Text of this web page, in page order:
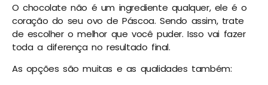
O chocolate não é um ingrediente qualquer, ele é o
coração do seu ovo de Páscoa. Sendo assim, trate
de escolher o melhor que você puder. Isso vai fazer
toda a diferença no resultado final.
As opções são muitas e as qualidades também: